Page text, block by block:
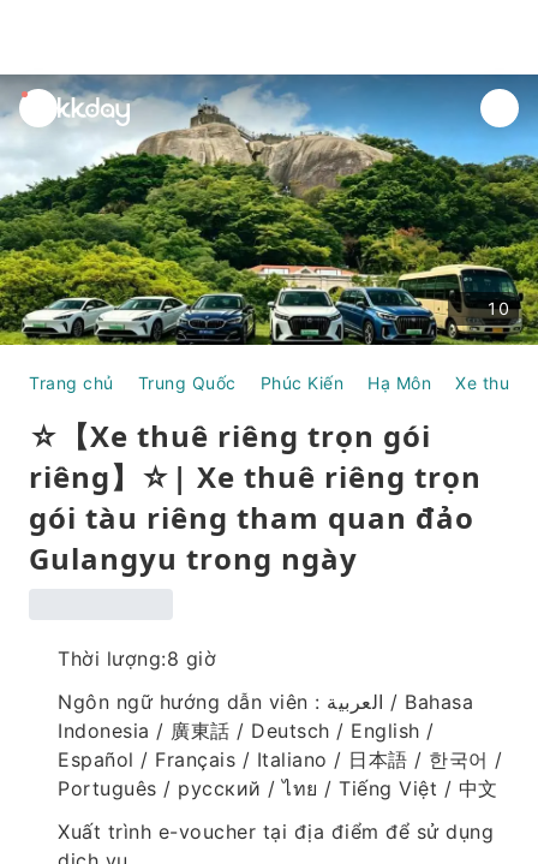
unread
notifications
10
Trang chủ Trung Quốc Phúc Kiến Hạ Môn Xe thuê
☆【Xe thuê riêng trọn gói
riêng】☆| Xe thuê riêng trọn
gói tàu riêng tham quan đảo
Gulangyu trong ngày
Thời lượng:8 giờ
Ngôn ngữ hướng dẫn viên : العربية / Bahasa
Indonesia / 廣東話 / Deutsch / English /
Español / Français / Italiano / 日本語 / 한국어 /
Português / русский / ไทย / Tiếng Việt / 中文
Xuất trình e-voucher tại địa điểm để sử dụng